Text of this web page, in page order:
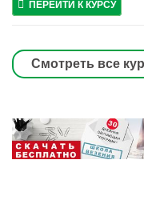
ПЕРЕЙТИ К КУРСУ
Смотреть все